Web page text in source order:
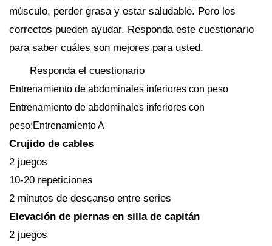
músculo, perder grasa y estar saludable. Pero los
correctos pueden ayudar. Responda este cuestionario
para saber cuáles son mejores para usted.
Responda el cuestionario
Entrenamiento de abdominales inferiores con peso
Entrenamiento de abdominales inferiores con
peso:Entrenamiento A
Crujido de cables
2 juegos
10-20 repeticiones
2 minutos de descanso entre series
Elevación de piernas en silla de capitán
2 juegos